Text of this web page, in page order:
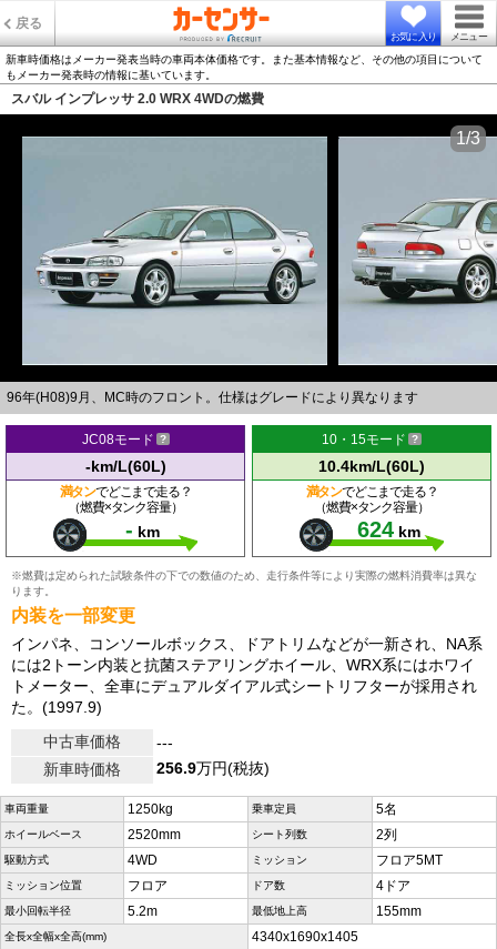
戻る
お気に入り メニュー
新車時価格はメーカー発表当時の車両本体価格です。また基本情報など、その他の項目について
もメーカー発表時の情報に基いています。
スバル インプレッサ 2.0 WRX 4WDの燃費
96年(H08)9月、MC時のフロント。仕様はグレードにより異なります
1/3
JC08モード
-km/L(60L)
満タンでどこまで走る？
（燃費×タンク容量）
- km
10・15モード
10.4km/L(60L)
満タンでどこまで走る？
（燃費×タンク容量）
624 km
※燃費は定められた試験条件の下での数値のため、走行条件等により実際の燃料消費率は異な
ります。
内装を一部変更
インパネ、コンソールボックス、ドアトリムなどが一新され、NA系
には2トーン内装と抗菌ステアリングホイール、WRX系にはホワイ
トメーター、全車にデュアルダイアル式シートリフターが採用され
た。(1997.9)
中古車価格
---
新車時価格
256.9万円(税抜)
車両重量 1250kg 乗車定員 5名
ホイールベース 2520mm シート列数 2列
駆動方式 4WD ミッション フロア5MT
ミッション位置 フロア ドア数 4ドア
最小回転半径 5.2m 最低地上高 155mm
全長x全幅x全高(mm) 4340x1690x1405